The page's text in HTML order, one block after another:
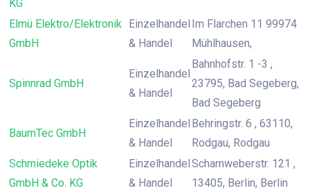
KG
Elmü Elektro/Elektronik
GmbH
Einzelhandel
& Handel
Im Flarchen 11 99974
Mühlhausen,
Spinnrad GmbH
Einzelhandel
& Handel
Bahnhofstr. 1 -3 ,
23795, Bad Segeberg,
Bad Segeberg
BaumTec GmbH
Einzelhandel
& Handel
Behringstr. 6 , 63110,
Rodgau, Rodgau
Schmiedeke Optik
GmbH & Co. KG
Einzelhandel
& Handel
Scharnweberstr. 121 ,
13405, Berlin, Berlin